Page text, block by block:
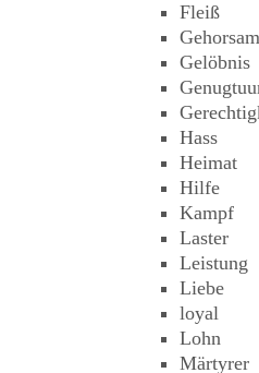
Fleiß
Gehorsam
Gelöbnis
Hass
Heimat
Hilfe
Kampf
Laster
Leistung
Liebe
loyal
Lohn
Märtyrer